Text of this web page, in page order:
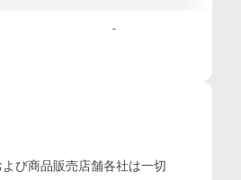
-
び商品販売店舗各社は一切